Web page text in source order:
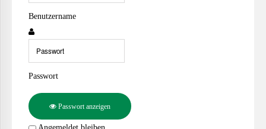
Benutzername
Passwort
Passwort anzeigen